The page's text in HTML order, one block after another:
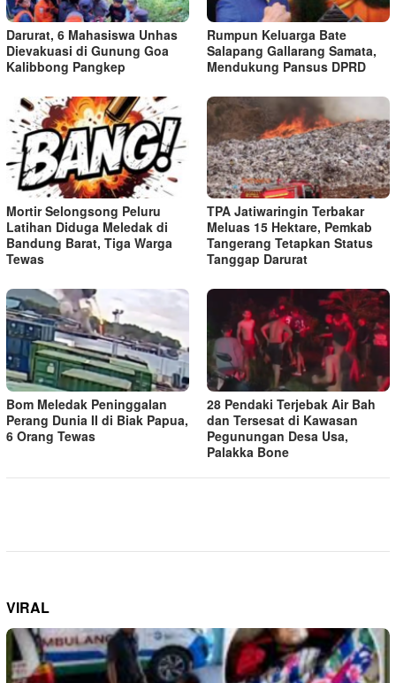
Darurat, 6 Mahasiswa Unhas
Dievakuasi di Gunung Goa
Kalibbong Pangkep
Rumpun Keluarga Bate
Salapang Gallarang Samata,
Mendukung Pansus DPRD
Mortir Selongsong Peluru
Latihan Diduga Meledak di
Bandung Barat, Tiga Warga
Tewas
TPA Jatiwaringin Terbakar
Meluas 15 Hektare, Pemkab
Tangerang Tetapkan Status
Tanggap Darurat
Bom Meledak Peninggalan
Perang Dunia II di Biak Papua,
6 Orang Tewas
28 Pendaki Terjebak Air Bah
dan Tersesat di Kawasan
Pegunungan Desa Usa,
Palakka Bone
VIRAL